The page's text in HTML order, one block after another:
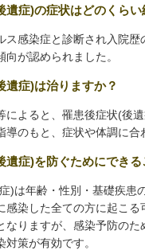
遺症)の症状はどのくらい
感染症と診断され入院歴
が認められました。
遺症)は治りますか？
よると、罹患後症状(後
導のもと、症状や体調に
遺症)を防ぐためにできる
)は年齢・性別・基礎疾患
感染した全ての方に起こ
なりますが、感染予防の
策が有効です。